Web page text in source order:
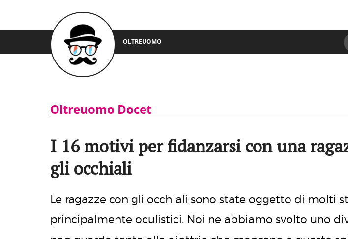
OLTREUOMO
Oltreuomo Docet
I 16 motivi per fidanzarsi con una
gli occhiali
Le ragazze con gli occhiali sono state oggetto di molti
principalmente oculistici. Noi ne abbiamo svolto uno